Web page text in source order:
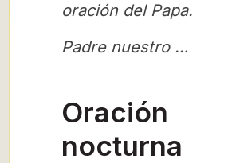
oración del Papa.
Padre nuestro …
Oración
nocturna